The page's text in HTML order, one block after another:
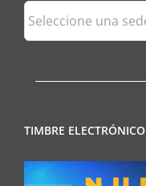
Sedes
Regionales
TIMBRE ELECTRÓNICO